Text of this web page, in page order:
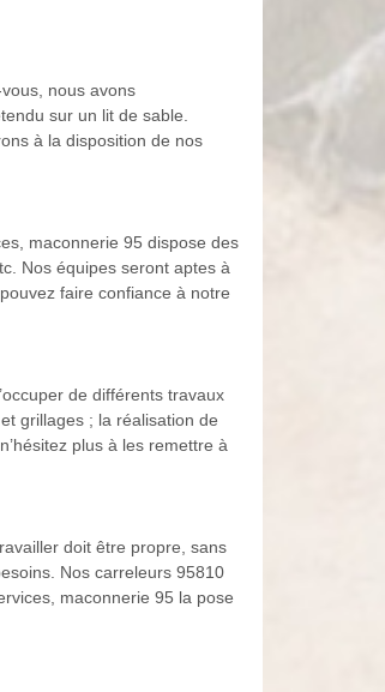
nous avons
sur un lit de sable.
à la disposition de nos
maconnerie 95 dispose des
Nos équipes seront aptes à
faire confiance à notre
de différents travaux
grillages ; la réalisation de
plus à les remettre à
doit être propre, sans
Nos carreleurs 95810
maconnerie 95 la pose